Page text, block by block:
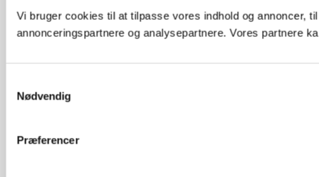
Vi bruger cookies til at tilpasse vores indhold og annoncer,
annonceringspartnere og analysepartnere. Vores partnere
Nødvendig
Præferencer